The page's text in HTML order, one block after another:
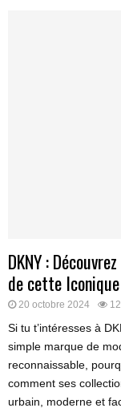
DKNY :
de cette
20 octobre 2024
Si tu t’intéresses à
simple marque de
reconnaissable,
comment ses
urbain, moderne et